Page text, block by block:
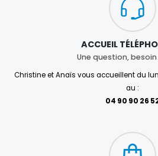
ACCUEIL
Une question,
Christine et Anaïs vous accueillent du
au :
04 90 90 26